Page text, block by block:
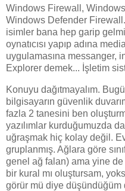
Windows Firewall,
Windows Defender
isimler bana hep garip
oynatıcısı yapıp adına
uygulamasına messanger,
Explorer demek... İşletim
Konuyu dağıtmayalım.
bilgisayarın güvenlik
fazla 2 tanesini ben
yazılımlar kurduğumuzda
uğraşmak hiç kolay değil.
gruplanmış. Ağlara göre
genel ağ falan) ama yine
bir kural mı oluştursam,
görür mü diye